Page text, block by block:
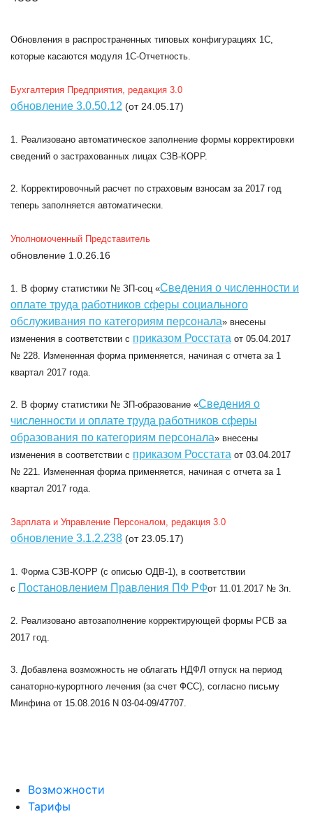
Обновления в распространенных типовых конфигурациях 1C,
которые касаются модуля 1С-Отчетность.
Бухгалтерия Предприятия, редакция 3.0
обновление 3.0.50.12 (от 24.05.17)
1. Реализовано автоматическое заполнение формы корректировки
сведений о застрахованных лицах СЗВ-КОРР.
2. Корректировочный расчет по страховым взносам за 2017 год
теперь заполняется автоматически.
Уполномоченный Представитель
обновление 1.0.26.16
1. В форму статистики № ЗП-соц«Сведения о численности и
оплате труда работников сферы социального
обслуживания по категориям персонала» внесены
изменения в соответствии с приказом Росстата от 05.04.2017
№ 228. Измененная форма применяется, начиная с отчета за 1
квартал 2017 года.
2. В форму статистики № ЗП-образование «Сведения о
численности и оплате труда работников сферы
образования по категориям персонала» внесены
изменения в соответствии с приказом Росстата от 03.04.2017
№ 221. Измененная форма применяется, начиная с отчета за 1
квартал 2017 года.
Зарплата и Управление Персоналом, редакция 3.0
обновление 3.1.2.238 (от 23.05.17)
1. Форма СЗВ-КОРР (с описью ОДВ-1), в соответствии
с Постановлением Правления ПФ РФот 11.01.2017 № 3п.
2. Реализовано автозаполнение корректирующей формы РСВ за
2017 год.
3. Добавлена возможность не облагать НДФЛ отпуск на период
санаторно-курортного лечения (за счет ФСС), согласно письму
Минфина от 15.08.2016 N 03-04-09/47707.
Возможности
Тарифы